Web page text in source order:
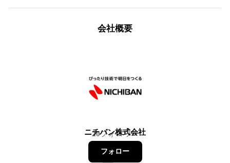
会社概要
ニチバン株式会社
20フォロワー
フォロー